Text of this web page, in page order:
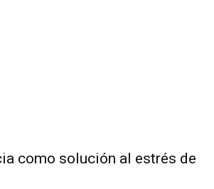
como solución al estrés de